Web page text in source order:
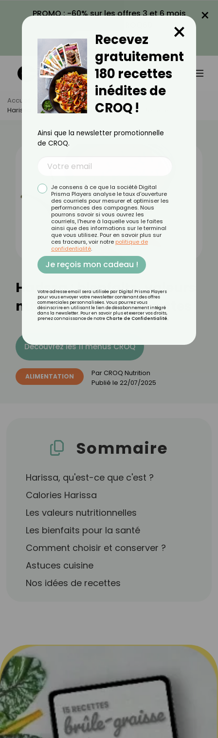
PROMO : -60% sur les offres 3 et 6 mois
VOIR LA PROMO
×
Accueil Actus
Alimentation
Harissa : Bienfaits, Valeurs Nutritionnelles Et Recettes
Harissa : bienfaits, valeurs
nutritionnelles et recettes
Découvrez les 11 menus CROQ
ALIMENTATION Par CROQ Nutrition
Publié le 22/07/2025
Sommaire
Harissa, qu'est-ce que c'est ?
Calories Harissa
Les valeurs nutritionnelles
Les bienfaits pour la santé
Comment choisir et conserver ?
Astuces cuisine
Nos idées de recettes
Recevez
gratuitement
180 recettes
inédites de
CROQ !
×
Ainsi que la newsletter promotionnelle
de CROQ.
Je consens à ce que la société Digital
Prisma Players analyse le taux d'ouverture
des courriels pour mesurer et optimiser les
performances des campagnes. Nous
pourrons savoir si vous ouvrez les
courriels, l'heure à laquelle vous le faites
ainsi que des informations sur le terminal
que vous utilisez. Pour en savoir plus sur
ces traceurs, voir notre politique de
confidentialité.
Je reçois mon cadeau !
Votre adresse email sera utilisée par Digital Prisma Players
pour vous envoyer votre newsletter contenant des offres
commerciales personnalisées. Vous pourrez vous
désinscrire en utilisant le lien de désabonnement intégré
dans la newsletter. Pour en savoir plus et exercer vos droits,
prenez connaissance de notre Charte de Confidentialité.